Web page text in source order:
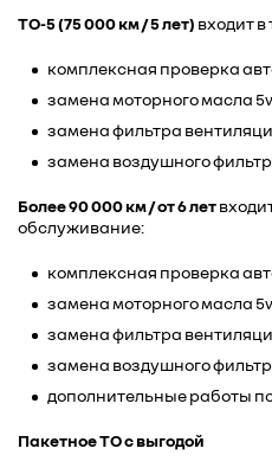
ТО-5 (75 000 км / 5 лет) входит
комплексная проверка
замена моторного масла
замена фильтра
замена воздушного
Более 90 000 км / от 6 лет
обслуживание:
комплексная проверка
замена моторного масла
замена фильтра
замена воздушного
дополнительные работы
Пакетное ТО с выгодой